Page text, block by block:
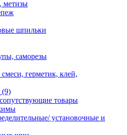
метизы
шпильки
саморезы
герметик, клей,
(9)
товары
установочные и